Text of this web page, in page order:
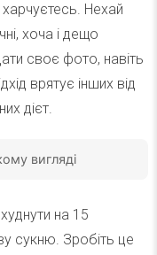
Нехай
хоча і дещо
своє фото, навіть
врятує інших від
дієт.
вигляді
на 15
сукню. Зробіть це